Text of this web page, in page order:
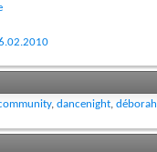
, dancenight,